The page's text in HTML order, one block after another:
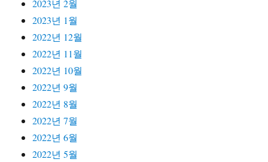
2023년 2월
2023년 1월
2022년 12월
2022년 11월
2022년 10월
2022년 9월
2022년 8월
2022년 7월
2022년 6월
2022년 5월